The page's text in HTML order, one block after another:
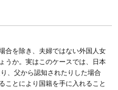
合を除き、夫婦ではない外国人女
うか。実はこのケースでは、日本
、父から認知されたりした場合
ことにより国籍を手に入れること